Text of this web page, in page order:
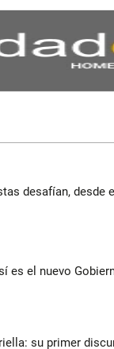
desafían, desde
es el nuevo
su primer